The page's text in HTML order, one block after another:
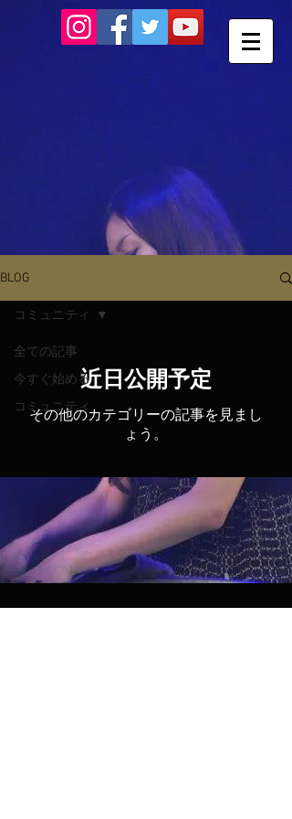
BLOG
全ての記事
今すぐ始める
コミュニティ
コミュニティ
近日公開予定
その他のカテゴリーの記事を見まし
ょう。